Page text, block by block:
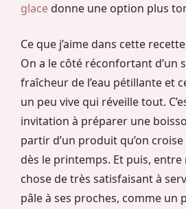
glace donne une option plus
Ce que j’aime dans cette
On a le côté réconfortant d’un
fraîcheur de l’eau pétillante et
un peu vive qui réveille tout.
invitation à préparer une
partir d’un produit qu’on
dès le printemps. Et puis, entre
chose de très satisfaisant à
pâle à ses proches, comme un